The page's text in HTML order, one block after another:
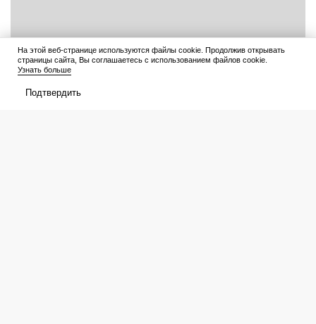
На этой веб-странице используются файлы cookie. Продолжив открывать
страницы сайта, Вы соглашаетесь с использованием файлов cookie.
Узнать больше
Подтвердить